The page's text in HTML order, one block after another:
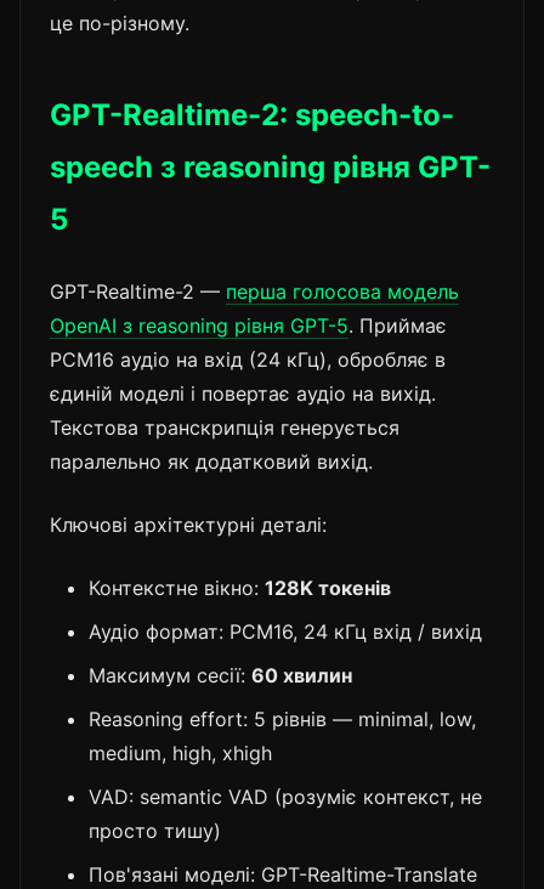
це по-різному.
GPT-Realtime-2: speech-to-
speech з reasoning рівня GPT-
5
GPT-Realtime-2 — перша голосова модель
OpenAI з reasoning рівня GPT-5. Приймає
PCM16 аудіо на вхід (24 кГц), обробляє в
єдиній моделі і повертає аудіо на вихід.
Текстова транскрипція генерується
паралельно як додатковий вихід.
Ключові архітектурні деталі:
Контекстне вікно: 128K токенів
Аудіо формат: PCM16, 24 кГц вхід / вихід
Максимум сесії: 60 хвилин
Reasoning effort: 5 рівнів — minimal, low,
medium, high, xhigh
VAD: semantic VAD (розуміє контекст, не
просто тишу)
Пов'язані моделі: GPT-Realtime-Translate